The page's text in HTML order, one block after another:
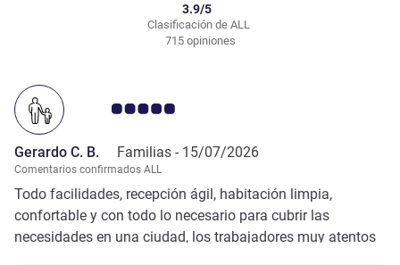
Clasificación de ALL
3.9/5
715 opiniones
Nota de clientes de Avis 5.0/5
Gerardo C. B. Familias - 15/07/2026
Comentarios confirmados ALL
Todo facilidades, recepción ágil, habitación limpia,
confortable y con todo lo necesario para cubrir las
necesidades en una ciudad, los trabajadores muy atentos